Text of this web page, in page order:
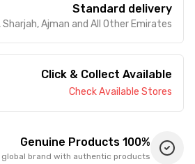
Standard delivery
Ajman and All Other Emirates.
Click & Collect Available
Check Available Stores
100% Genuine Products
brand with authentic products